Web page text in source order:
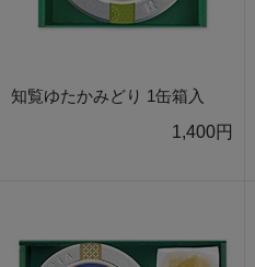
知覧ゆたかみどり 1缶箱入
1,400円